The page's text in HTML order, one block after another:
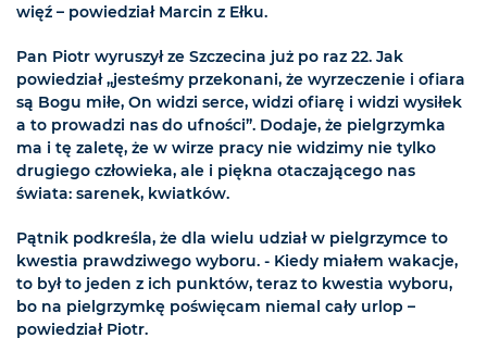
więź – powiedział Marcin z Ełku.
Pan Piotr wyruszył ze Szczecina już po raz 22. Jak
powiedział „jesteśmy przekonani, że wyrzeczenie i ofiara
są Bogu miłe, On widzi serce, widzi ofiarę i widzi wysiłek
a to prowadzi nas do ufności”. Dodaje, że pielgrzymka
ma i tę zaletę, że w wirze pracy nie widzimy nie tylko
drugiego człowieka, ale i piękna otaczającego nas
świata: sarenek, kwiatków.
Pątnik podkreśla, że dla wielu udział w pielgrzymce to
kwestia prawdziwego wyboru. - Kiedy miałem wakacje,
to był to jeden z ich punktów, teraz to kwestia wyboru,
bo na pielgrzymkę poświęcam niemal cały urlop –
powiedział Piotr.